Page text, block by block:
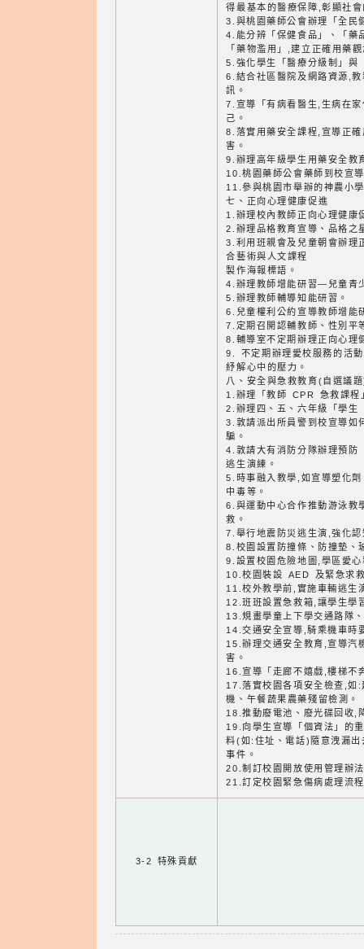
得最基本的醫療保障,彰顯社
3.與桃園藥師公會辦理「全民
4.能分辨「保健食品」、「藥
「藥物濫用」,建立正確用藥
5.強化學生「醫療分級制」與
6.結合社區醫院及網路資源,
訊。
7.宣導「有病看醫生,生病在
己。
8.落實用藥安全課程,宣導正
害。
9.辦理高年級學生用藥安全教
10.桃園藥師公會藥師到校宣
11.參與桃園市舉辦的神農小
七、正向心理健康促進
1.辦理校內教師正向心理健康
2.辦理品格教育宣導、品格之
3.利用班親會及兒童朝會辦理
合藝術與人文課程
製作海報標語。
4.辦理教師增能研習—兒童青
5.辦理教師輔導知能研習。
6.兒童權利公約宣導教師增能
7.定期召開認輔教師、性別平
8.輔導室不定期辦理正向心理
9. 不定期辦理愛校服務的活
紓解心中的壓力。
八、安全與急救教育(自選議
1.辦理「教師 CPR 急救課程
2.辦理四、五、六年級「學
3.敦請派出所員警到校宣導如
騙。
4.敦請大有消防分隊辦理預
逃生演練。
5.時事融入教學,如宣導塑化
中毒等。
6.與運動中心合作推動游泳教
救。
7.舉行地震防災逃生演,強化
8.校園設置防撞條、防撞墊、
9.設置校園危險地圖,學區愛
10.校園裝設 AED 及緊急求
11.校外教學前,實施車輛逃生
12.班班設置急救箱,讓學生學
13.規畫學童上下學交通路隊
14.交通安全宣導,騎乘機車時
15.辦理交通安全教育,宣導汽
害。
16.宣導「走廊不嬉戲,樓梯不
17.落實校園各項安全檢查,如
機、午餐蔬果農藥殘留檢測。
18.推動廢電池、廢光碟回收,
19.向學生宣導「個資法」的
料(如:住址、電話)隨意洩漏
事件。
20.制訂校園開放使用管理辦
21.訂定校園緊急傷病處理流
3-2 特殊貢獻